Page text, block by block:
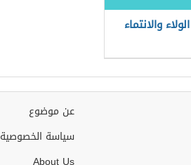
والانتماء
عن موضوع
سياسة الخصوصية